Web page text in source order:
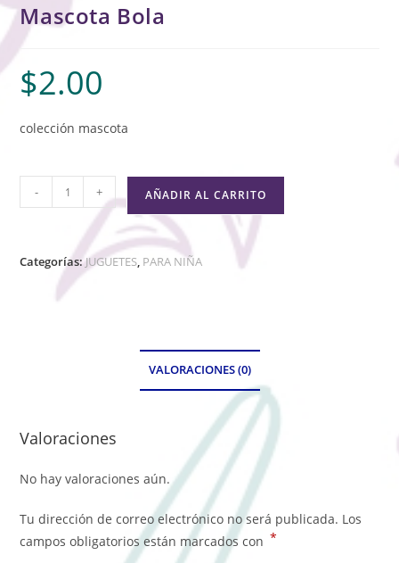
Mascota Bola
$2.00
colección mascota
- + AÑADIR AL CARRITO
Categorías:JUGUETES, PARA NIÑA
VALORACIONES (0)
Valoraciones
No hay valoraciones aún.
Tu dirección de correo electrónico no será publicada. Los
campos obligatorios están marcados con *